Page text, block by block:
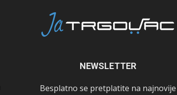
NEWSLETTER
Besplatno se pretplatite na najnovije